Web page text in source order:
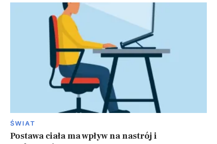
ŚWIAT
Postawa ciała ma wpływ na nastrój i